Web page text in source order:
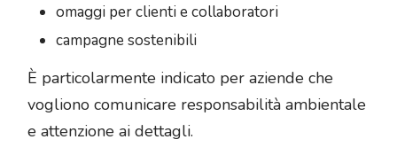
omaggi per clienti e collaboratori
campagne sostenibili
È particolarmente indicato per aziende che
vogliono comunicare responsabilità ambientale
e attenzione ai dettagli.